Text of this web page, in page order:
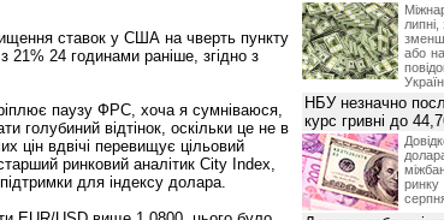
ставок у США на чверть пункту
21% 24 годинами раніше, згідно з
паузу ФРС, хоча я сумніваюся,
голубиний відтінок, оскільки це не в
цін вдвічі перевищує цільовий
ринковий аналітик City Index,
для індексу долара.
або
НБУ незначно
курс гривні до